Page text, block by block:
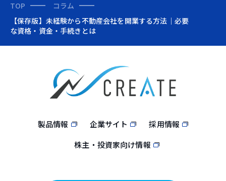
TOP
コラム
【保存版】未経験から不動産会社を開業する方法｜必要
な資格・資金・手続きとは
製品情報 企業サイト
採用情報
株主・投資家向け情報